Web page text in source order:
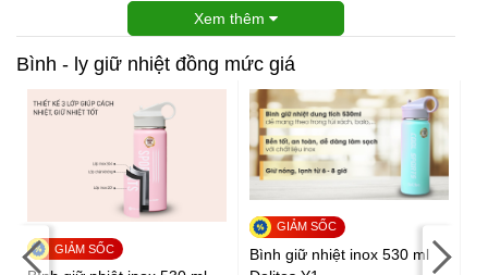
Xem thêm
Bình - ly giữ nhiệt đồng mức giá
Bình giữ nhiệt inox 530 ml